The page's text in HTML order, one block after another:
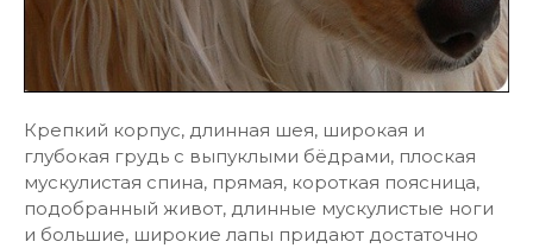
Крепкий корпус, длинная шея, широкая и
глубокая грудь с выпуклыми бёдрами, плоская
мускулистая спина, прямая, короткая поясница,
подобранный живот, длинные мускулистые ноги
и большие, широкие лапы придают достаточно